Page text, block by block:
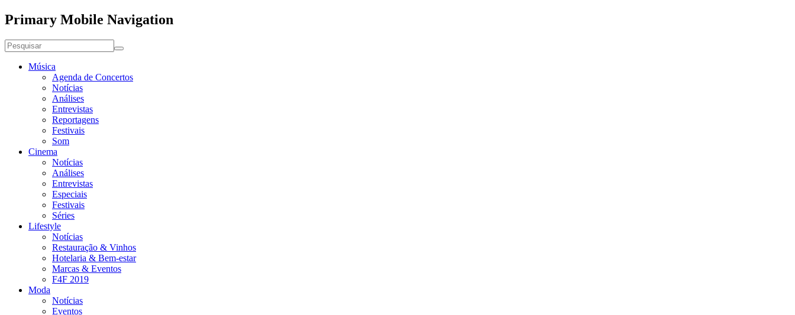
Primary Mobile Navigation
Música
Agenda de Concertos
Notícias
Análises
Entrevistas
Reportagens
Festivais
Som
Cinema
Notícias
Análises
Entrevistas
Especiais
Festivais
Séries
Lifestyle
Notícias
Restauração & Vinhos
Hotelaria & Bem-estar
Marcas & Eventos
F4F 2019
Moda
Notícias
Eventos